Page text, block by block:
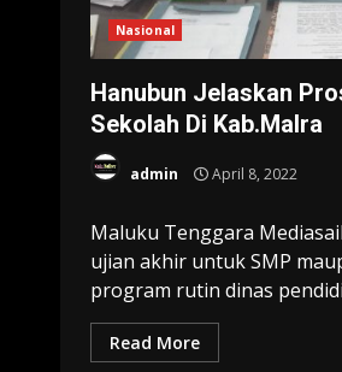
Nasional
Hanubun Jelaskan
Sekolah Di Kab.Malra
admin April 8, 2022
Maluku Tenggara
ujian akhir untuk SMP
program rutin dinas
Read More